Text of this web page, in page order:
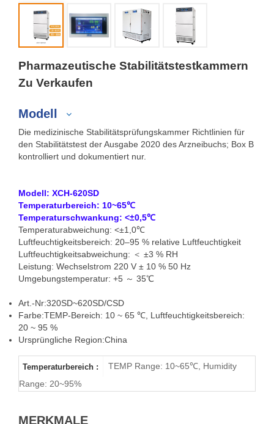
Pharmazeutische Stabilitätstestkammern
Zu Verkaufen
Modell
Stabilitätstestkammern
Zu Verkaufen
CSD-Serie
Pharmazeutische
Stabilitätskammern,
Unabhängige
Steuerung Mit Zwei
Die medizinische Stabilitätsprüfungskammer Richtlinien für
den Stabilitätstest der Ausgabe 2020 des Arzneibuchs; Box B
kontrolliert und dokumentiert nur.
Modell: XCH-620SD
Temperaturbereich: 10~65℃
Temperaturschwankung: <±0,5℃
Temperaturabweichung: <±1,0℃
Luftfeuchtigkeitsbereich: 20–95 % relative Luftfeuchtigkeit
Luftfeuchtigkeitsabweichung: ＜ ±3 % RH
Leistung: Wechselstrom 220 V ± 10 % 50 Hz
Umgebungstemperatur: +5 ～ 35℃
Art.-Nr:320SD~620SD/CSD
Farbe:TEMP-Bereich: 10 ~ 65 ℃, Luftfeuchtigkeitsbereich:
20 ~ 95 %
Ursprüngliche Region:China
Temperaturbereich :
TEMP Range: 10~65℃, Humidity
Range: 20~95%
MERKMALE